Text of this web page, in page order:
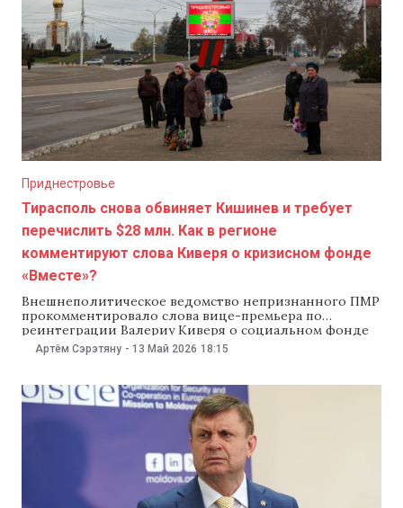
Приднестровье
Тирасполь снова обвиняет Кишинев и требует
перечислить $28 млн. Как в регионе
комментируют слова Киверя о кризисном фонде
«Вместе»?
Внешнеполитическое ведомство непризнанного ПМР
прокомментировало слова вице-премьера по
реинтеграции Валериу Киверя о социальном фонде
«Вместе», который Киверь назвал «результатом
неэффективного управления и политической
действительно хочет сближения с Приднестровьем,
он должен перечислить в фонд «ранее отобранные у
приднестровцев денежные средства». «Если Молдова
Артём Сэрэтяну - 13 Май 2026 18:15